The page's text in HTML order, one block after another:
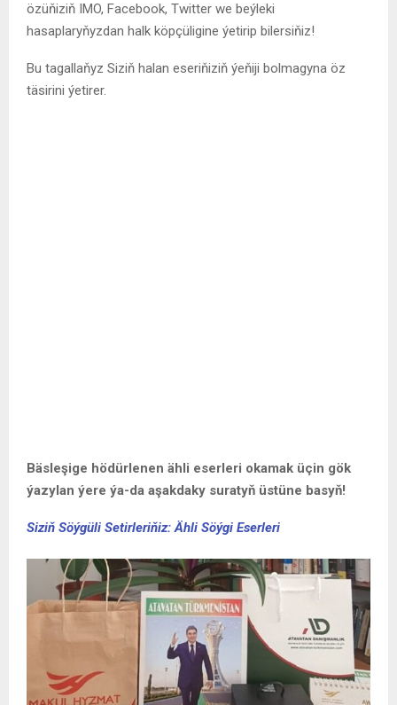
özüňiziň IMO, Facebook, Twitter we beýleki
hasaplaryňyzdan halk köpçüligine ýetirip bilersiňiz!
Bu tagallaňyz Siziň halan eseriňiziň ýeňiji bolmagyna öz
täsirini ýetirer.
Bäsleşige hödürlenen ähli eserleri okamak üçin gök
ýazylan ýere ýa-da aşakdaky suratyň üstüne basyň!
Siziň Söýgüli Setirleriňiz: Ähli Söýgi Eserleri